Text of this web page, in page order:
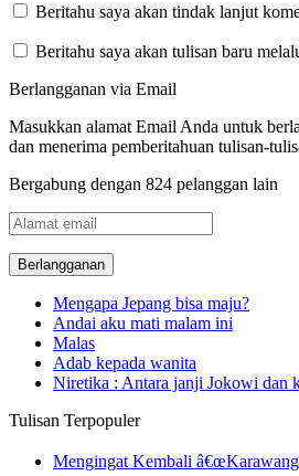
Beritahu saya akan tindak lanjut
Beritahu saya akan tulisan baru
Berlangganan via Email
Masukkan alamat Email Anda untuk
dan menerima pemberitahuan tulisan-
Bergabung dengan 824 pelanggan lain
Alamat
email
Mengapa Jepang bisa maju?
Andai aku mati malam ini
Malas
Adab kepada wanita
Niretika : Antara janji Jokowi dan
Tulisan Terpopuler
Mengingat Kembali